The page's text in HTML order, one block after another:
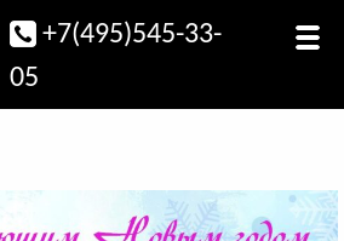
+7(495)545-33-
05